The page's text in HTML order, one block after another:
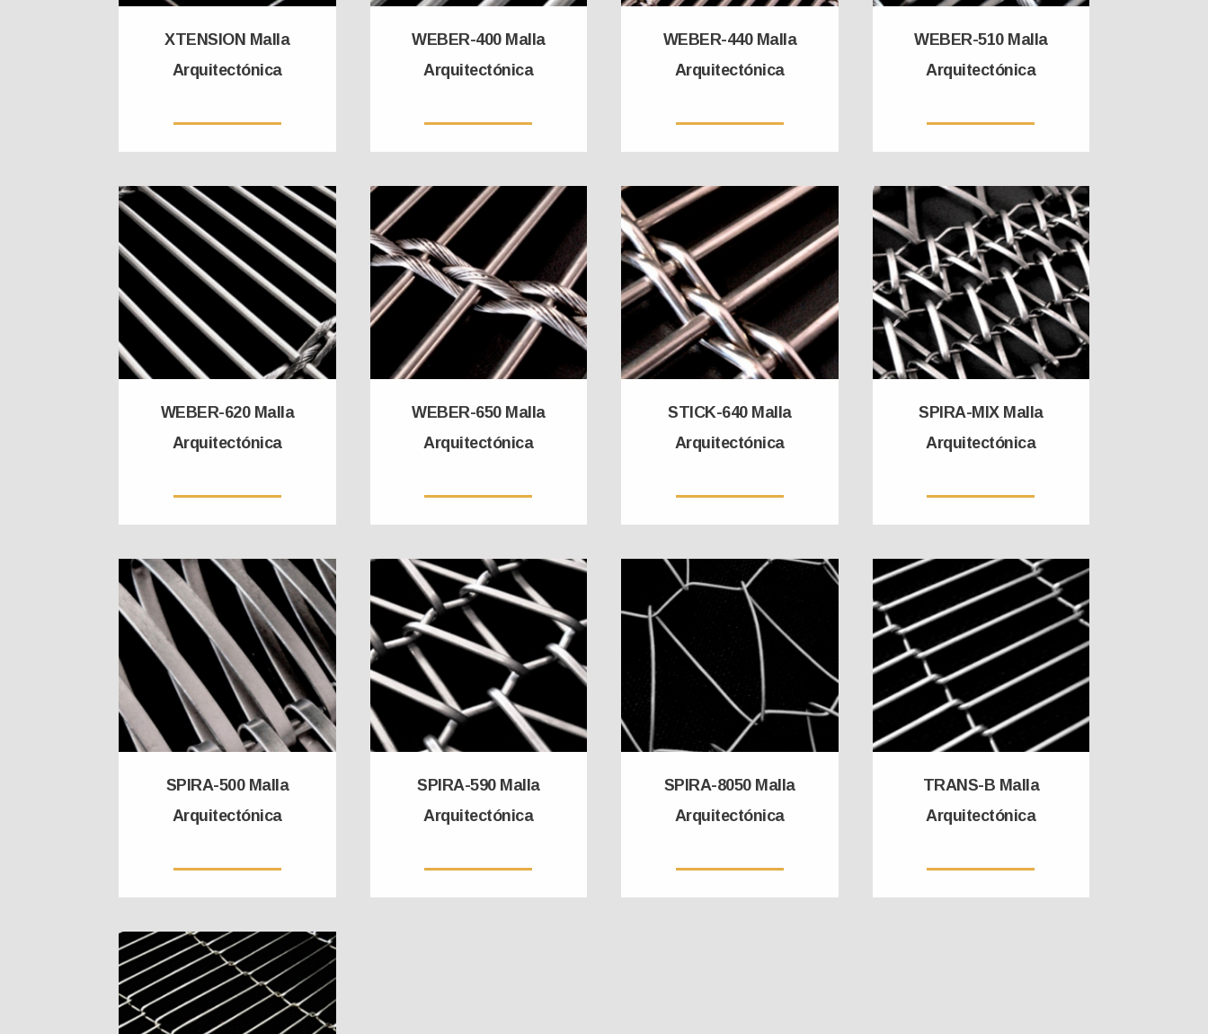
XTENSION Malla
Arquitectónica
WEBER-400 Malla
Arquitectónica
WEBER-440 Malla
Arquitectónica
WEBER-510 Malla
Arquitectónica
WEBER-620 Malla
Arquitectónica
WEBER-650 Malla
Arquitectónica
STICK-640 Malla
Arquitectónica
SPIRA-MIX Malla
Arquitectónica
SPIRA-500 Malla
Arquitectónica
SPIRA-590 Malla
Arquitectónica
SPIRA-8050 Malla
Arquitectónica
TRANS-B Malla
Arquitectónica